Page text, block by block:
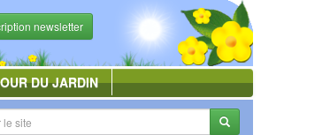
newsletter
DU JARDIN